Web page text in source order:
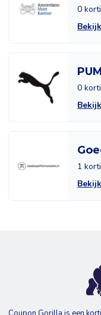
0
0
1